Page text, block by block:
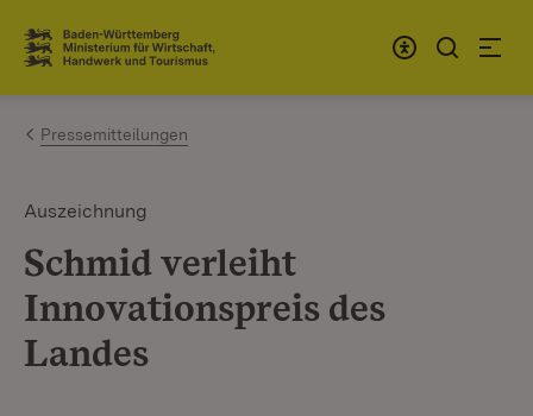
Zum Inhalt springen
Link zur Startseite
Pressemitteilungen
Auszeichnung
Schmid verleiht
Innovationspreis des
Landes